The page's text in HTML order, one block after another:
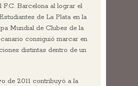
F.C. Barcelona al lograr el
de La Plata en la
Mundial de Clubes de la
consiguió marcar en
distintas dentro de un
de 2011 contribuyó a la